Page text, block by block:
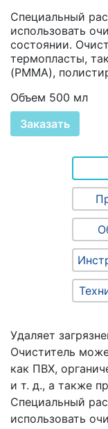
Специальный
использовать
состоянии.
термопласты,
(PMMA),
Объем 500 мл
Заказать
Удаляет
Очиститель
как ПВХ,
и т. д., а также
Специальный
использовать